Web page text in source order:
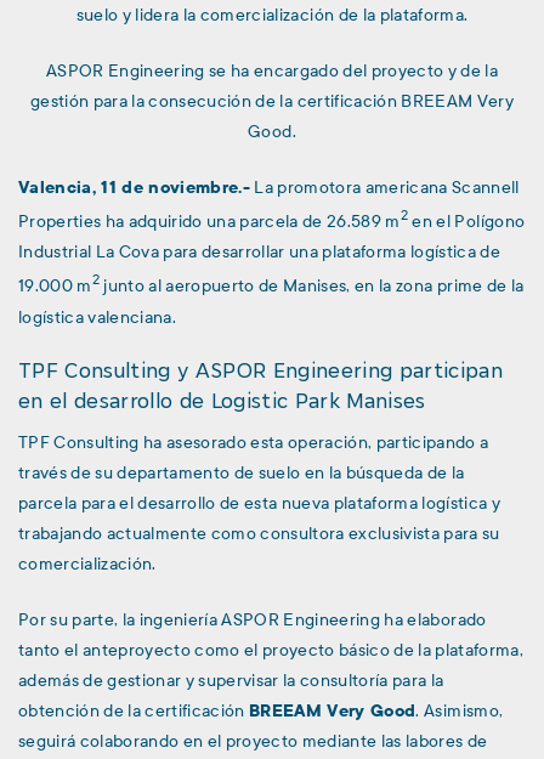
suelo y lidera la comercialización de la plataforma.
ASPOR Engineering se ha encargado del proyecto y de la
gestión para la consecución de la certificación BREEAM Very
Good.
Valencia, 11 de noviembre.- La promotora americana Scannell
Properties ha adquirido una parcela de 26.589 m2en el Polígono
Industrial La Cova para desarrollar una plataforma logística de
19.000 m2 junto al aeropuerto de Manises, en la zona prime de la
logística valenciana.
TPF Consulting y ASPOR Engineering participan
en el desarrollo de Logistic Park Manises
TPF Consulting ha asesorado esta operación, participando a
través de su departamento de suelo en la búsqueda de la
parcela para el desarrollo de esta nueva plataforma logística y
trabajando actualmente como consultora exclusivista para su
comercialización.
Por su parte, la ingenieríaASPOR Engineering ha elaborado
tanto el anteproyecto como el proyecto básico de la plataforma,
además de gestionar y supervisar la consultoría para la
obtención de la certificación BREEAM Very Good. Asimismo,
seguirá colaborando en el proyecto mediante las labores de